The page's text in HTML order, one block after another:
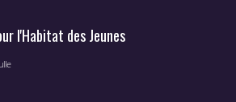
l'Habitat des Jeunes